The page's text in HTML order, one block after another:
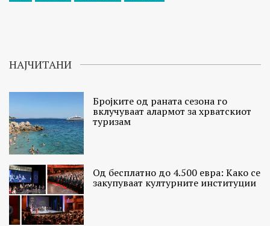
НАЈЧИТАНИ
Бројките од раната сезона го
вклучуваат алармот за хрватскиот
туризам
Од бесплатно до 4.500 евра: Како се
закупуваат културните институции